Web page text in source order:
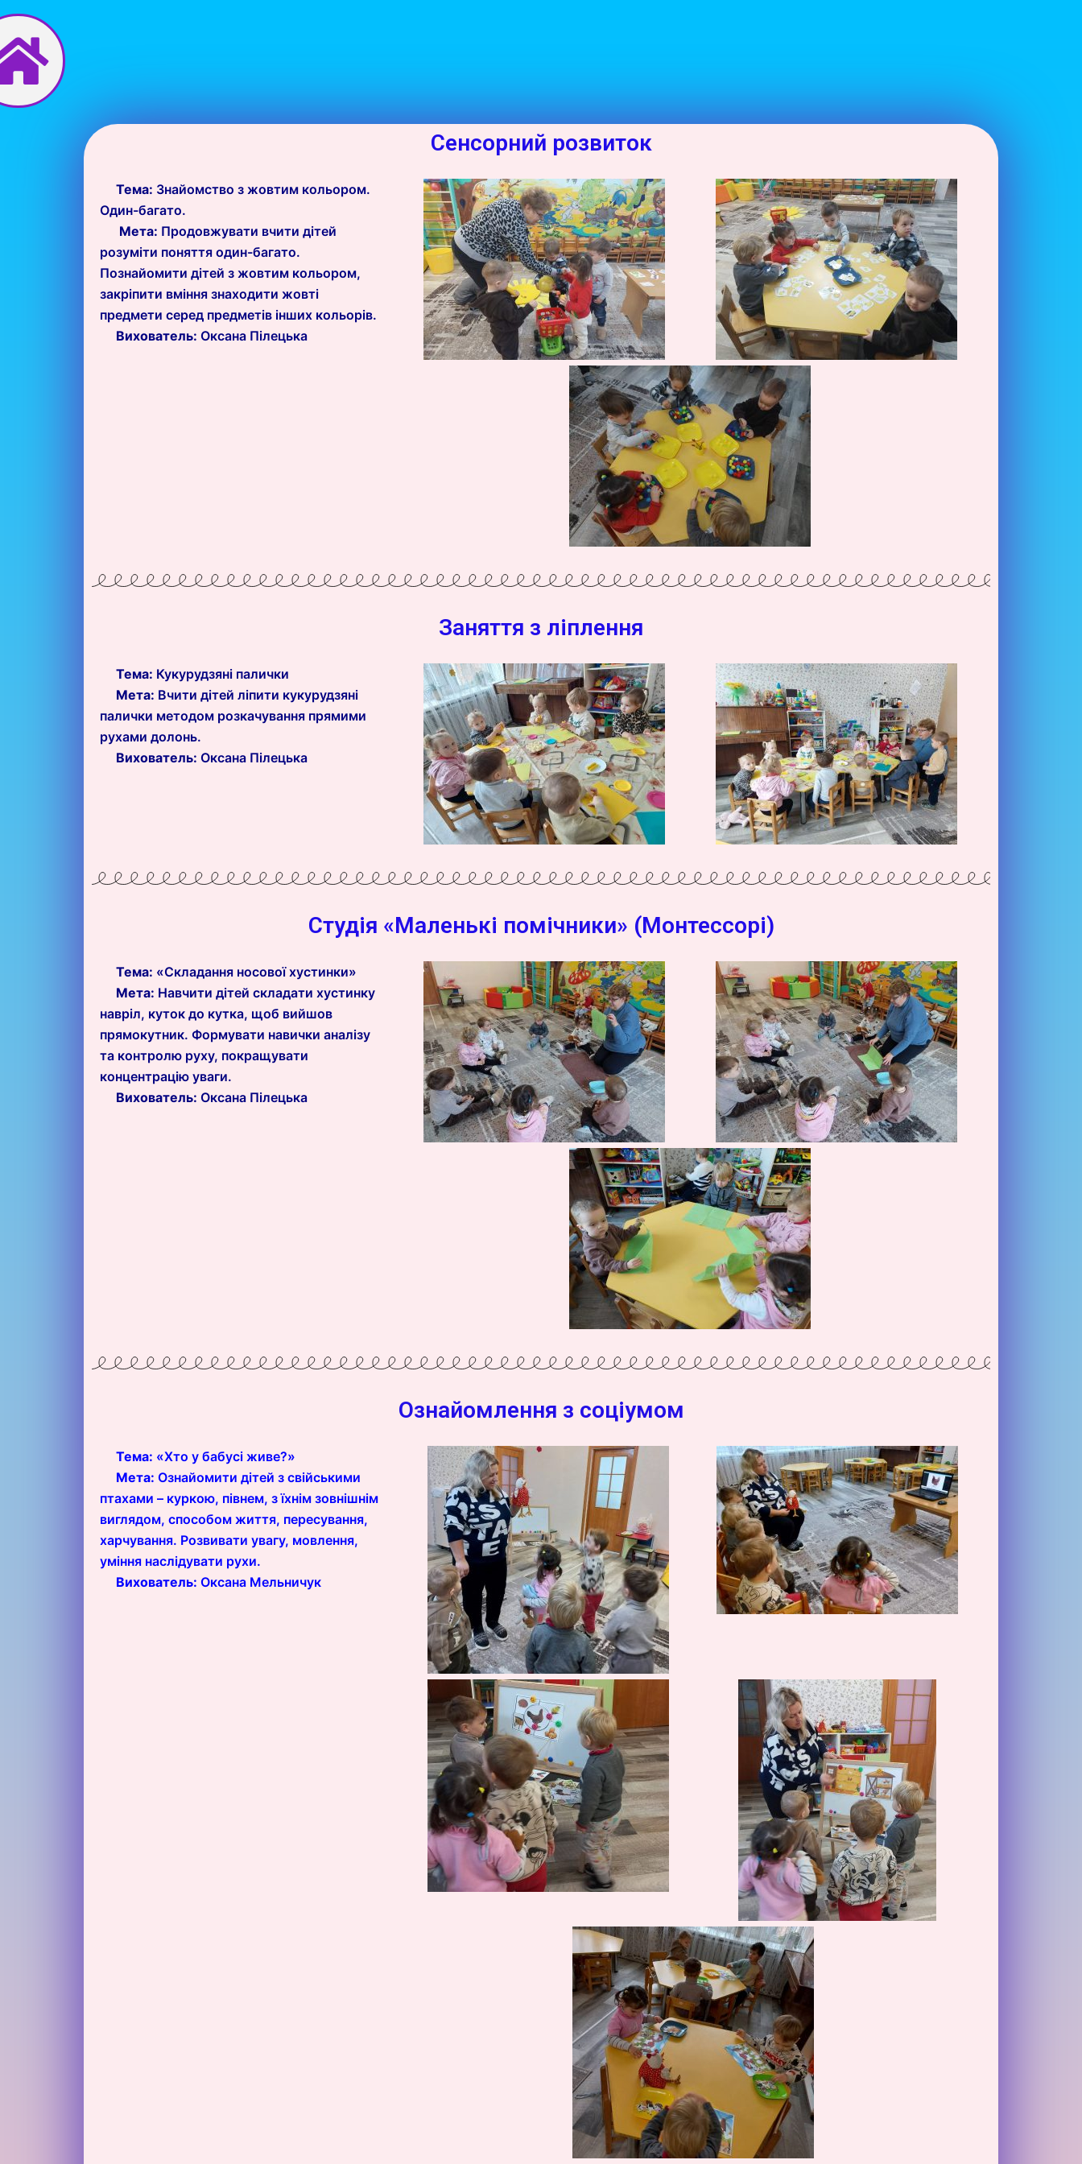
Перейти
до
вмісту
Сенсорний розвиток
Тема: Знайомство з жовтим кольором.
Один-багато.
Мета: Продовжувати вчити дітей
розуміти поняття один-багато.
Познайомити дітей з жовтим кольором,
закріпити вміння знаходити жовті
предмети серед предметів інших кольорів.
Вихователь: Оксана Пілецька
Заняття з ліплення
Тема: Кукурудзяні палички
Мета: Вчити дітей ліпити кукурудзяні
палички методом розкачування прямими
рухами долонь.
Вихователь: Оксана Пілецька
Студія «Маленькі помічники» (Монтессорі)
Тема: «Складання носової хустинки»
Мета: Навчити дітей складати хустинку
навріл, куток до кутка, щоб вийшов
прямокутник. Формувати навички аналізу
та контролю руху, покращувати
концентрацію уваги.
Вихователь: Оксана Пілецька
Ознайомлення з соціумом
Тема: «Хто у бабусі живе?»
Мета: Ознайомити дітей з свійськими
птахами – куркою, півнем, з їхнім зовнішнім
виглядом, способом життя, пересування,
харчування. Розвивати увагу, мовлення,
уміння наслідувати рухи.
Вихователь: Оксана Мельничук